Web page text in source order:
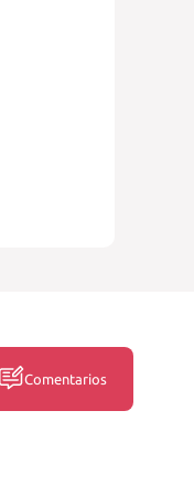
Comentarios